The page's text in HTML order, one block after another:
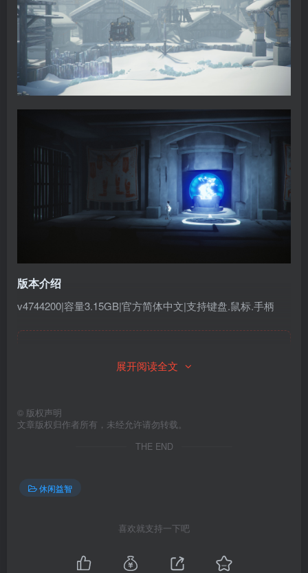
版本介绍
v4744200|容量3.15GB|官方简体中文|支持键盘.鼠标.手柄
展开阅读全文
© 版权声明
文章版权归作者所有，未经允许请勿转载。
THE END
休闲益智
喜欢就支持一下吧